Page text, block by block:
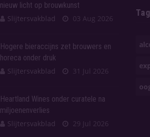
nieuw licht op brouwkunst
Slijtersvakblad
03 Aug 2026
Hogere bieraccijns zet brouwers en
horeca onder druk
Slijtersvakblad
31 Jul 2026
Heartland Wines onder curatele na
miljoenenverlies
Slijtersvakblad
29 Jul 2026